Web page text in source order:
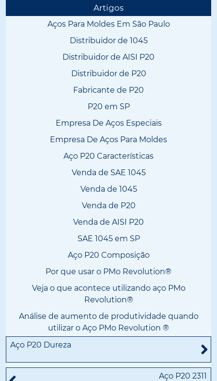
Artigos
Aços Para Moldes Em São Paulo
Distribuidor de 1045
Distribuidor de AISI P20
Distribuidor de P20
Fabricante de P20
P20 em SP
Empresa De Aços Especiais
Empresa De Aços Para Moldes
Aço P20 Características
Venda de SAE 1045
Venda de 1045
Venda de P20
Venda de AISI P20
SAE 1045 em SP
Aço P20 Composição
Por que usar o PMo Revolution®
Veja o que acontece utilizando aço PMo
Revolution®
Análise de aumento de produtividade quando
utilizar o Aço PMo Revolution ®
Aço P20 Dureza
Aço P20 2311